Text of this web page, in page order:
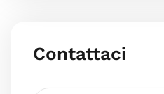
Contattaci